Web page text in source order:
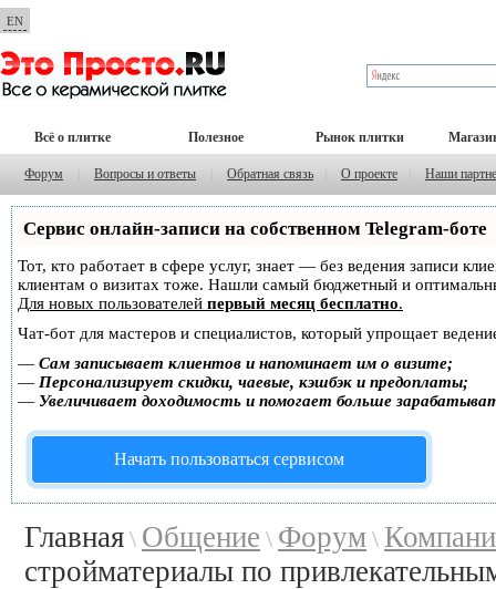
EN
Всё о плитке Полезное Рынок плитки
Форум Вопросы и ответы Обратная связь О проекте Наши
Сервис онлайн-записи на собственном Telegram-боте
Тот, кто работает в сфере услуг, знает — без ведения записи
клиентам о визитах тоже. Нашли самый бюджетный и
Для новых пользователей первый месяц бесплатно.
Чат-бот для мастеров и специалистов, который упрощает
— Сам записывает клиентов и напоминает им о визите;
— Персонализирует скидки, чаевые, кэшбэк и предоплаты;
— Увеличивает доходимость и помогает больше
Начать пользоваться сервисом
Главная \ Общение \ Форум \
стройматериалы по